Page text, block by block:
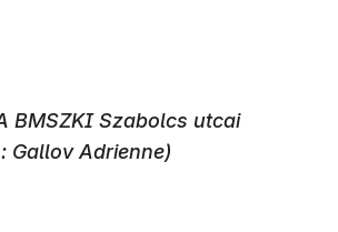
BMSZKI Szabolcs utcai
Gallov Adrienne)